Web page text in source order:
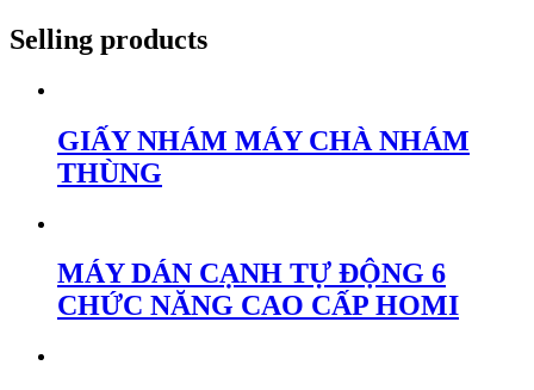
Selling products
GIẤY NHÁM MÁY CHÀ NHÁM
THÙNG
MÁY DÁN CẠNH TỰ ĐỘNG 6
CHỨC NĂNG CAO CẤP HOMI